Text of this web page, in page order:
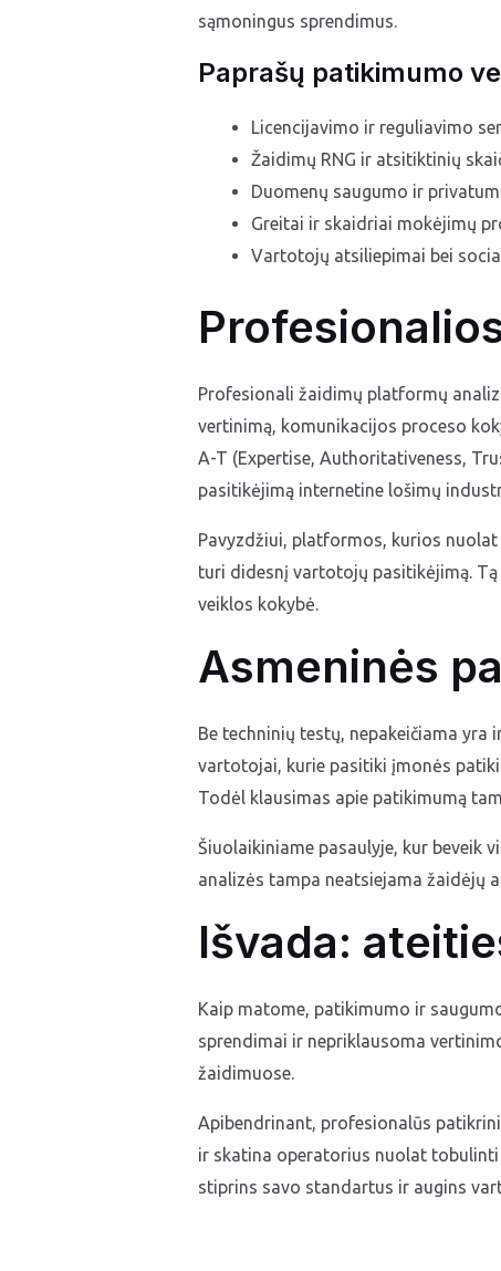
sąmoningus sprendimus.
Paprašų patikimumo
Licencijavimo ir reguliavimo
Žaidimų RNG ir atsitiktinių
Duomenų saugumo ir
Greitai ir skaidriai mokėjimų
Vartotojų atsiliepimai bei
Profesionali žaidimų platformų
vertinimą, komunikacijos proceso
A-T (Expertise, Authoritativeness,
pasitikėjimą internetine lošimų
Pavyzdžiui, platformos, kurios
turi didesnį vartotojų pasitikėjimą.
veiklos kokybė.
Asmeninės
Be techninių testų, nepakeičiama
vartotojai, kurie pasitiki įmonės
Todėl klausimas apie patikimumą
Šiuolaikiniame pasaulyje, kur
analizės tampa neatsiejama žaidėjų
Išvada:
Kaip matome, patikimumo ir
sprendimai ir nepriklausoma
žaidimuose.
Apibendrinant, profesionalūs
ir skatina operatorius nuolat
stiprins savo standartus ir augins